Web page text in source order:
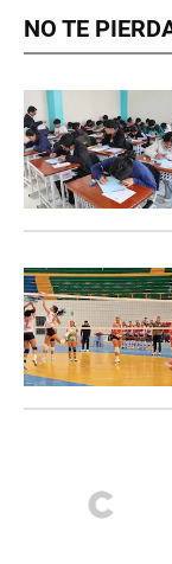
NO TE